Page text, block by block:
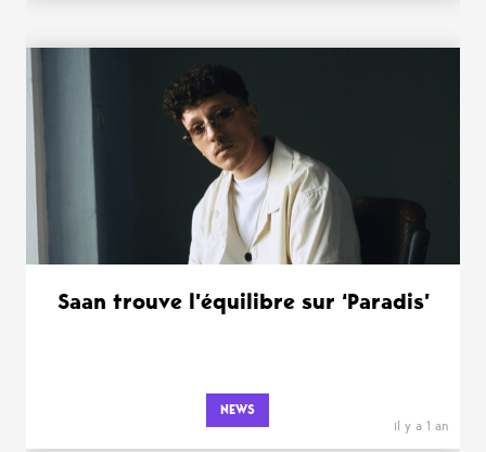
Saan trouve l’équilibre sur ‘Paradis’
NEWS
il y a 1 an